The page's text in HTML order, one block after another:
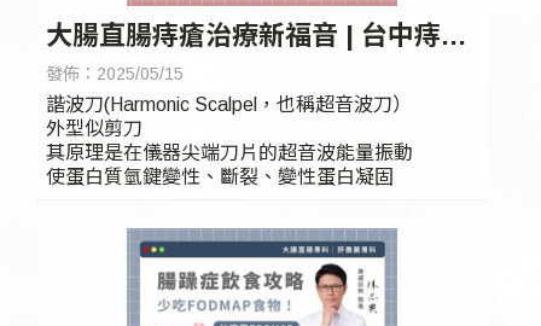
大腸直腸痔瘡治療新福音 | 台中痔瘡,
台中痔瘡治療
發佈：2025/05/15
諧波刀(Harmonic Scalpel，也稱超音波刀）
外型似剪刀
其原理是在儀器尖端刀片的超音波能量振動
使蛋白質氫鍵變性、斷裂、變性蛋白凝固